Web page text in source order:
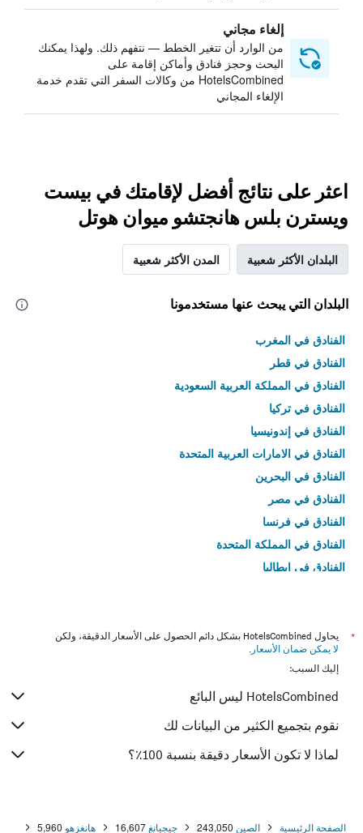
إلغاء مجاني
من الوارد أن تتغير الخطط — نتفهم ذلك. ولهذا يمكنك
البحث وحجز فنادق وأماكن إقامة على
HotelsCombined من وكالات السفر التي تقدم خدمة
الإلغاء المجاني
اعثر على نتائج أفضل لإقامتك في بيست
ويسترن بلس هانجتشو ميوان هوتل
البلدان الأكثر شعبية المدن الأكثر شعبية
البلدان التي يبحث عنها مستخدمونا
الفنادق في المغرب
الفنادق في قطر
الفنادق في المملكة العربية السعودية
الفنادق في تركيا
الفنادق في إندونيسيا
الفنادق في الامارات العربية المتحدة
الفنادق في البحرين
الفنادق في مصر
الفنادق في فرنسا
الفنادق في المملكة المتحدة
الفنادق في إيطاليا
*
يحاول HotelsCombined بشكل دائم الحصول على الأسعار الدقيقة، ولكن
لا يمكن ضمان الأسعار .
إليك السبب:
HotelsCombined ليس البائع
نقوم بتجميع الكثير من البيانات لك
لماذا لا تكون الأسعار دقيقة بنسبة 100٪؟
الصفحة الرئيسية الصين 243,050 جيجيانغ 16,607 هانغزهو 5,960